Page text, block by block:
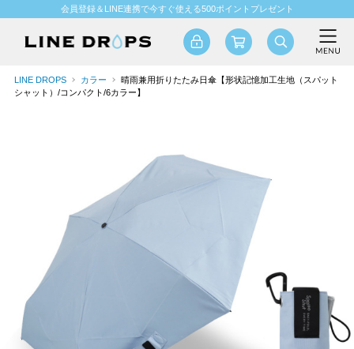
会員登録＆LINE連携で今すぐ使える500ポイントプレゼント
LINE DROPS カラー
晴雨兼用折りたたみ日傘【形状記憶加工生地（スパット
シャット）/コンパクト/6カラー】